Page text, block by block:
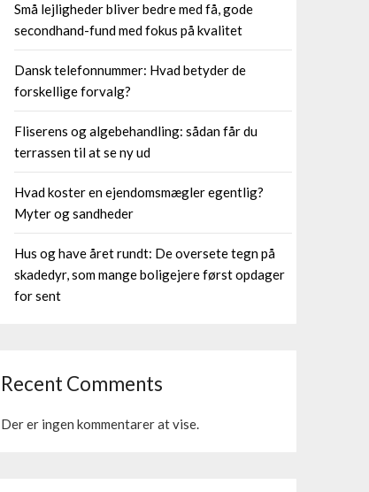
Små lejligheder bliver bedre med få, gode
secondhand-fund med fokus på kvalitet
Dansk telefonnummer: Hvad betyder de
forskellige forvalg?
Fliserens og algebehandling: sådan får du
terrassen til at se ny ud
Hvad koster en ejendomsmægler egentlig?
Myter og sandheder
Hus og have året rundt: De oversete tegn på
skadedyr, som mange boligejere først opdager
for sent
Recent Comments
Der er ingen kommentarer at vise.